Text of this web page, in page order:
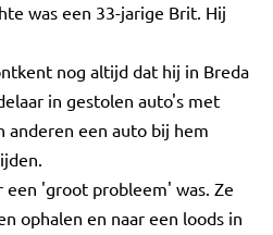
was een 33-jarige Brit. Hij
nog altijd dat hij in Breda
in gestolen auto's met
anderen een auto bij hem
een 'groot probleem' was. Ze
ophalen en naar een loods in